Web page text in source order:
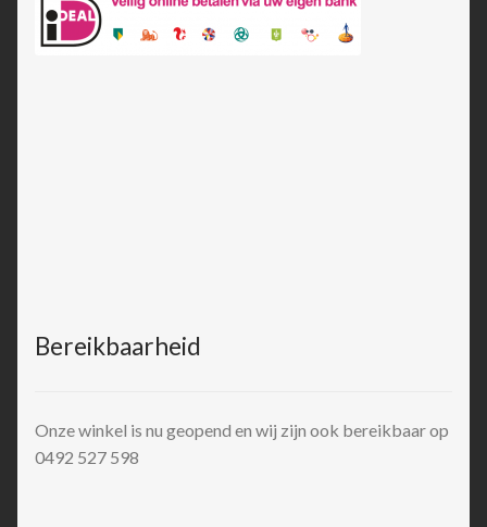
Bereikbaarheid
Onze winkel is nu geopend en wij zijn ook bereikbaar op
0492 527 598